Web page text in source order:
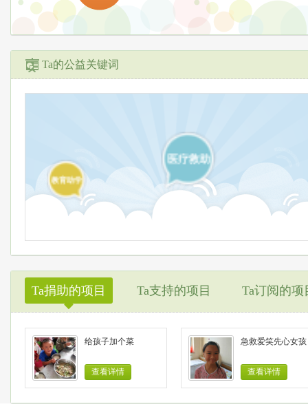
Ta的公益关键词
教育助学
医疗救助
Ta捐助的项目
◆
Ta支持的项目 Ta订阅的项
给孩子加个菜
查看详情
急救爱笑先心女孩
查看详情